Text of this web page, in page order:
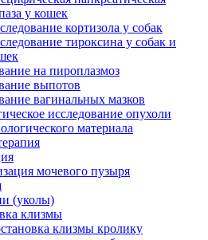
у кошек
кортизола у собак
тироксина у собак и
на пироплазмоз
выпотов
вагинальных мазков
исследование опухоли
материала
мочевого пузыря
(уколы)
клизмы
клизмы кролику